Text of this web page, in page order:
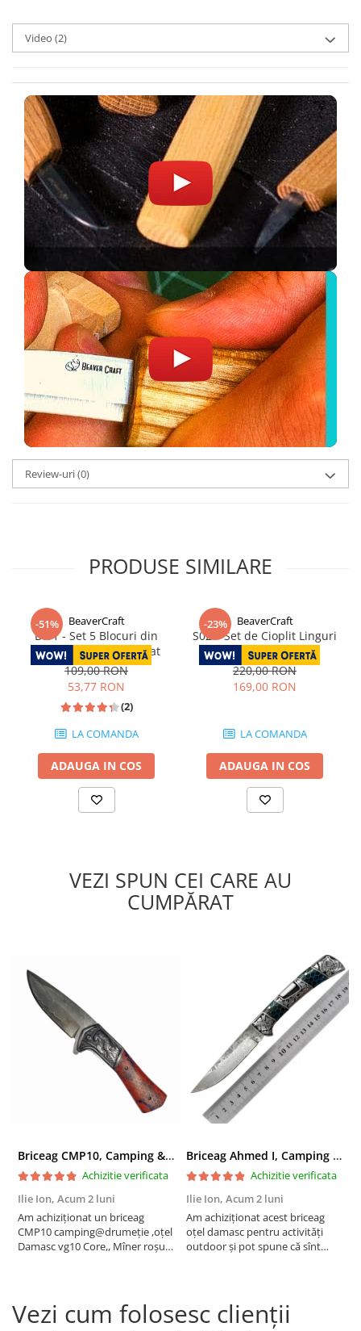
Video (2)
Review-uri(0)
PRODUSE SIMILARE
-51% BeaverCraft
BW1 - Set 5 Blocuri din
Lemn de Tei pt Sculptat
109,00 RON
53,77 RON
(2)
LA COMANDA
ADAUGA IN COS
-23% BeaverCraft
S02 – Set de Cioplit Linguri
cu Cutit de Detaliu
220,00 RON
169,00 RON
LA COMANDA
ADAUGA IN COS
VEZI SPUN CEI CARE AU
CUMPĂRAT
Briceag CMP10, Camping & Drumetie, Otel Damasc VG10 Core, Maner Albastru, 23 cm
Achizitie verificata
Ilie Ion, Acum 2 luni
Am achiziționat un briceag
CMP10 camping@drumeție ,oțel
Damasc vg10 Core,, Mîner roșu
,bine ascuțit,recomand , vă
mulțumesc!
Briceag Ahmed I, Camping & Drumetie, Otel Damasc VG10 Core, Maner Rosu Fosforescent, 22 cm
Achizitie verificata
Ilie Ion, Acum 2 luni
Am achiziționat acest briceag
oțel damasc pentru activități
outdoor și pot spune că sînt
Vezi cum folosesc clienții